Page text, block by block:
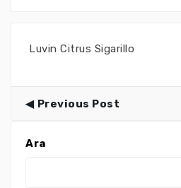
Luvin Citrus Sigarillo
Previous Post
Ara